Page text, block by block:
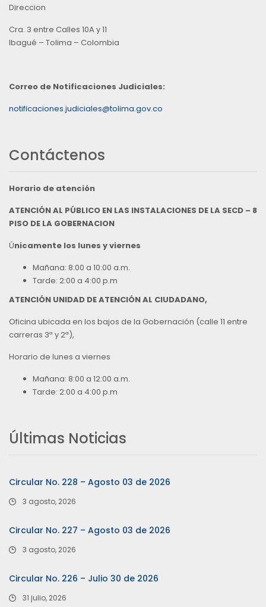
Direccion
Cra. 3 entre Calles 10A y 11
Ibagué – Tolima – Colombia
Correo de Notificaciones Judiciales:
notificaciones.judiciales@tolima.gov.co
Contáctenos
Horario de atención
ATENCIÓN AL PÚBLICO EN LAS INSTALACIONES DE LA SECD – 8
PISO DE LA GOBERNACION
Únicamente los lunes y viernes
Mañana: 8:00 a 10:00 a.m.
Tarde: 2:00 a 4:00 p.m
ATENCIÓN UNIDAD DE ATENCIÓN AL CIUDADANO,
Oficina ubicada en los bajos de la Gobernación (calle 11 entre
carreras 3ª y 2ª),
Horario de lunes a viernes
Mañana: 8:00 a 12:00 a.m.
Tarde: 2:00 a 4:00 p.m
Últimas Noticias
Circular No. 228 – Agosto 03 de 2026
3 agosto, 2026
Circular No. 227 – Agosto 03 de 2026
3 agosto, 2026
Circular No. 226 – Julio 30 de 2026
31 julio, 2026